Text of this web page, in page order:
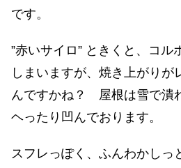
です。
”赤いサイロ” ときくと、コル
しまいますが、焼き上がりが
んですかね？ 屋根は雪で潰
ヘったり凹んでおります。
スフレっぽく、ふんわかしっ